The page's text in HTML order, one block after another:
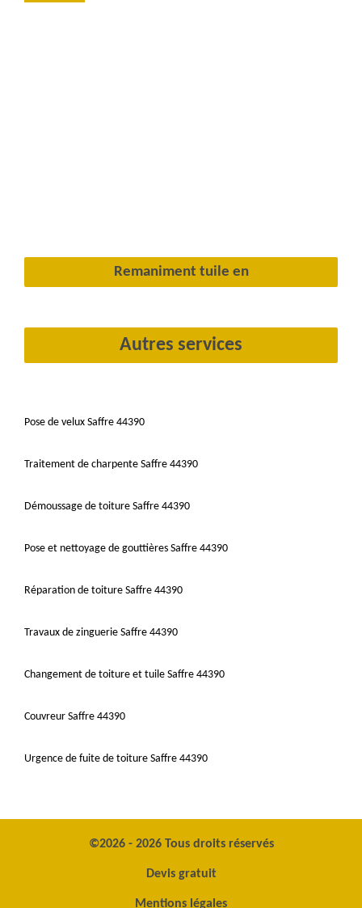
Remaniment tuile en
Autres services
Pose de velux Saffre 44390
Traitement de charpente Saffre 44390
Démoussage de toiture Saffre 44390
Pose et nettoyage de gouttières Saffre 44390
Réparation de toiture Saffre 44390
Travaux de zinguerie Saffre 44390
Changement de toiture et tuile Saffre 44390
Couvreur Saffre 44390
Urgence de fuite de toiture Saffre 44390
©2026 - 2026 Tous droits réservés
Devis gratuit
Mentions légales